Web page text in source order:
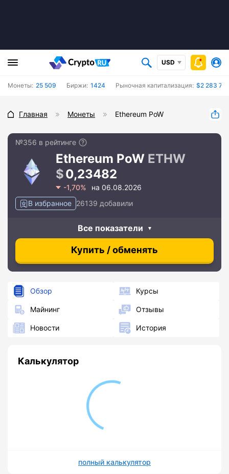
USD
Монеты: 25 509 Биржи: 1424 Рыночная капитализация: $2 283
Главная Монеты Ethereum PoW
№356 в рейтинге
Ethereum PoW ETHW
0,23482
-1,70%
на 06.08.2026
В избранное 26139 добавили
Все показатели
Купить / обменять
Обзор Курсы
Майнинг Отзывы
Новости История
Калькулятор
полный калькулятор